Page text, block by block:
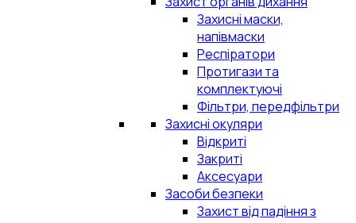
Захисні маски,
напівмаски
Респіратори
Протигази та
комплектуючі
Фільтри, передфільтри
Захисні окуляри
Відкриті
Закриті
Аксесуари
Засоби безпеки
Захист від падіння з